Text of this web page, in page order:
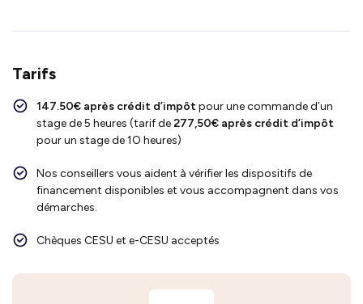
Tarifs
147.50€ après crédit d’impôt pour une commande d’un
stage de 5 heures (tarif de277,50€ après crédit d’impôt
pour un stage de 1O heures)
Nos conseillers vous aident à vérifier les dispositifs de
financement disponibles et vous accompagnent dans vos
démarches.
Chèques CESU et e-CESU acceptés